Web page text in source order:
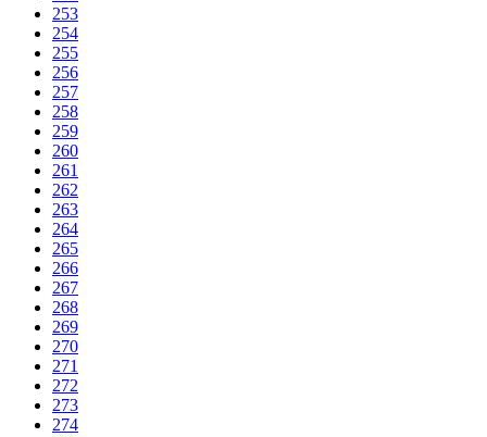
253
254
255
256
257
258
259
260
261
262
263
264
265
266
267
268
269
270
271
272
273
274